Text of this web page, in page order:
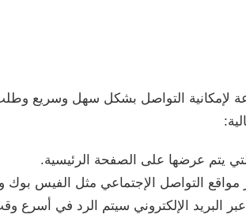
التواصل بشكل سهل وسريع وطلب
يتم عرضها على الصفحة الرئيسية.
مواقع التواصل الإجتماعي مثل الفيس
البريد الإلكتروني سيتم الرد في أسرع